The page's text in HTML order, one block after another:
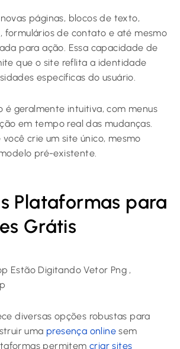
páginas, blocos de texto,
formulários de contato e até mesmo
para ação. Essa capacidade de
que o site reflita a identidade
específicas do usuário.
é geralmente intuitiva, com menus
em tempo real das mudanças.
crie um site único, mesmo
pré-existente.
Plataformas para
Grátis
diversas opções robustas para
uma presença online sem
permitem criar sites